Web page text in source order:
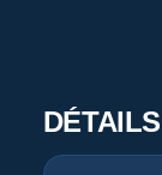
DÉTAILS